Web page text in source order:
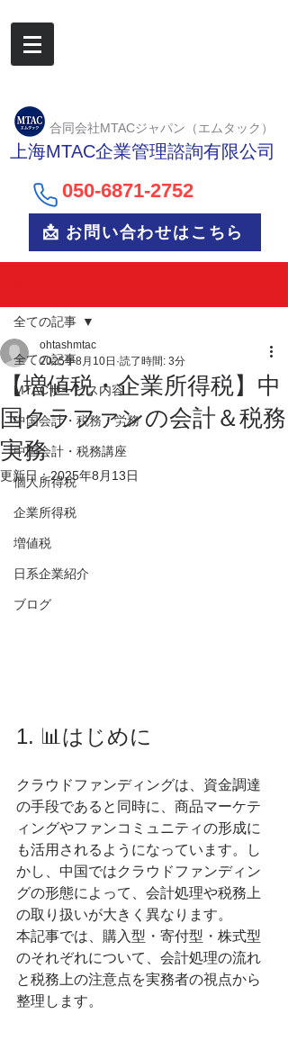
合同会社MTACジャパン（エムタック）
上海MTAC企業管理諮詢有限公司
050-6871-2752
📩 お問い合わせはこちら
全ての記事
MTACサービス内容
中国会計・税務・労務
中国会計・税務講座
個人所得税
企業所得税
増値税
日系企業紹介
ブログ
全ての記事
【増値税・企業所得税】中
国クラファンの会計＆税務
実務
ohtashmtac
2025年8月10日 読了時間: 3分
更新日：2025年8月13日
1. 📊はじめに
クラウドファンディングは、資金調達
の手段であると同時に、商品マーケテ
ィングやファンコミュニティの形成に
も活用されるようになっています。し
かし、中国ではクラウドファンディン
グの形態によって、会計処理や税務上
の取り扱いが大きく異なります。
本記事では、購入型・寄付型・株式型
のそれぞれについて、会計処理の流れ
と税務上の注意点を実務者の視点から
整理します。